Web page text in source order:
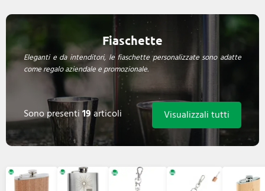
Fiaschette
Eleganti e da intenditori, le fiaschette personalizzate sono adatte
come regalo aziendale e promozionale.
Sono presenti19articoli Visualizzali tutti